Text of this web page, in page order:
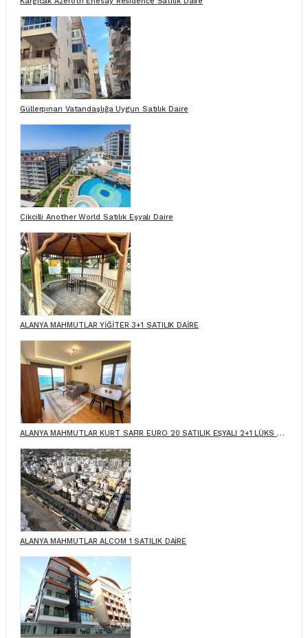
Güllerpınarı Vatandaşlığa Uygun Satılık Daire
Cikcilli Another World Satılık Eşyalı Daire
ALANYA MAHMUTLAR YİĞİTER 3+1 SATILIK DAİRE
ALANYA MAHMUTLAR KURT SAFIR EURO 20 SATILIK EŞYALI 2+1 LÜKS DENİZE SIFIR DAİRE (8. KAT)
ALANYA MAHMUTLAR ALCOM 1 SATILIK DAİRE